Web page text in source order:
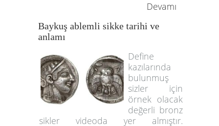
Devamı
Baykuş ablemli sikke tarihi ve
anlamı
Define
kazılarında
bulunmuş
sizler için
örnek olacak
değerli bronz
sikler videoda yer almıştır.